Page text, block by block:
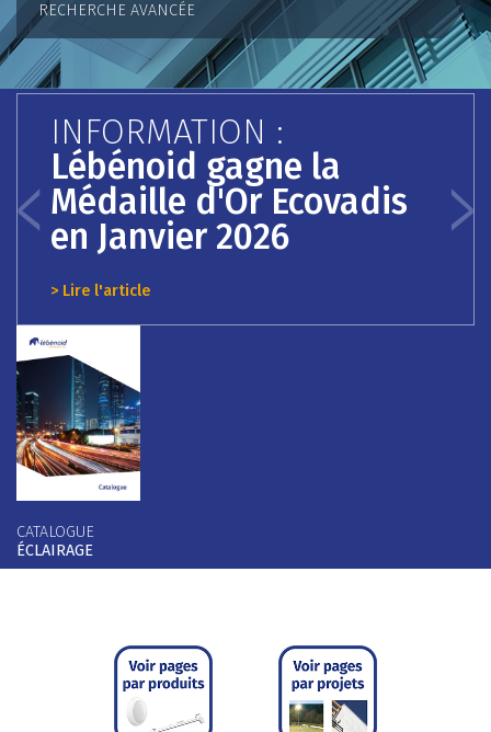
RECHERCHE AVANCÉE
INFORMATION :
Lébénoid gagne la
Médaille d'Or Ecovadis
en Janvier 2026
> Lire l'article
Previous
CATALOGUE
ÉCLAIRAGE